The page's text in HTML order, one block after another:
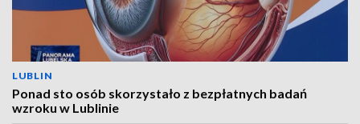
LUBLIN
Ponad sto osób skorzystało z bezpłatnych badań
wzroku w Lublinie